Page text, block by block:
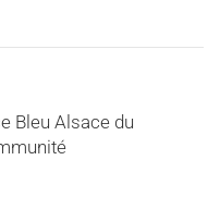
Bleu Alsace du